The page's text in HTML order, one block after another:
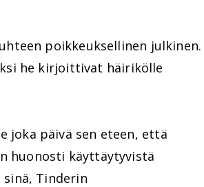
poikkeuksellinen julkinen.
he kirjoittivat häirikölle
joka päivä sen eteen, että
huonosti käyttäytyvistä
Tinderin